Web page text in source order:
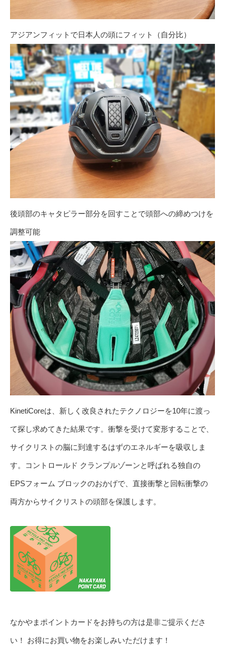
アジアンフィットで日本人の頭にフィット（自分比）
後頭部のキャタピラー部分を回すことで頭部への締めつけを
調整可能
KinetiCoreは、新しく改良されたテクノロジーを10年に渡っ
て探し求めてきた結果です。衝撃を受けて変形することで、
サイクリストの脳に到達するはずのエネルギーを吸収しま
す。コントロールド クランプルゾーンと呼ばれる独自の
EPSフォーム ブロックのおかげで、直接衝撃と回転衝撃の
両方からサイクリストの頭部を保護します。
なかやまポイントカードをお持ちの方は是非ご提示くださ
い！ お得にお買い物をお楽しみいただけます！